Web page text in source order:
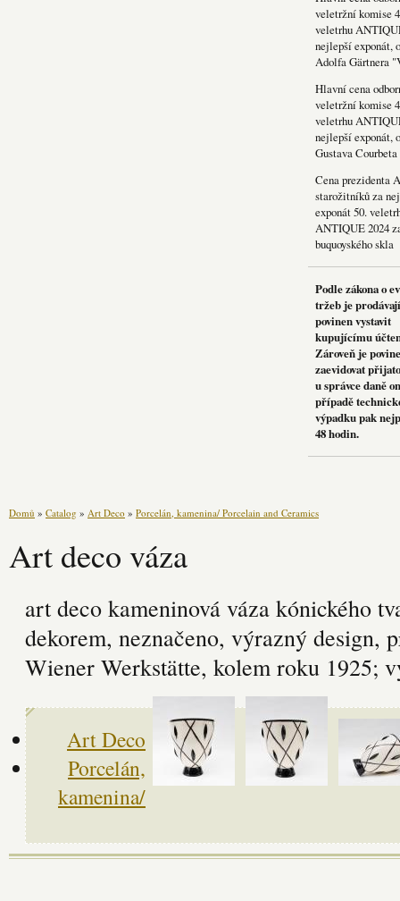
veletržní komise
veletrhu
nejlepší exponát,
Adolfa Gärtnera
Hlavní cena
veletržní komise
veletrhu
nejlepší exponát,
Gustava
Cena prezidenta
starožitníků za
exponát 50.
ANTIQUE 2024
buquoyského skla
Podle zákona o
tržeb je
povinen vystavit
kupujícímu
Zároveň je
zaevidovat
u správce daně
případě
výpadku pak
48 hodin.
Domů » Catalog » Art Deco » Porcelán, kamenina/ Porcelain and Ceramics
Art deco váza
art deco kameninová váza kónického
dekorem, neznačeno, výrazný design,
Wiener Werkstätte, kolem roku 1925;
Art Deco
Porcelán,
kamenina/